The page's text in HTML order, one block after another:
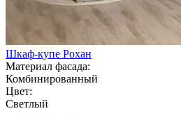
Шкаф-купе Рохан
Материал фасада:
Комбинированный
Цвет:
Светлый